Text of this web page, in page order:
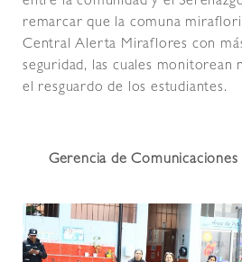
remarcar que la comuna
Central Alerta Miraflores con
seguridad, las cuales monitorean
el resguardo de los estudiantes.
Gerencia de